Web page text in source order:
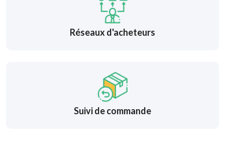
Réseaux d'acheteurs
Suivi de commande